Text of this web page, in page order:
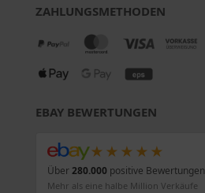
ZAHLUNGSMETHODEN
EBAY BEWERTUNGEN
★★★★★
Über280.000 positive Bewertungen
Mehr als eine halbe Million Verkäufe